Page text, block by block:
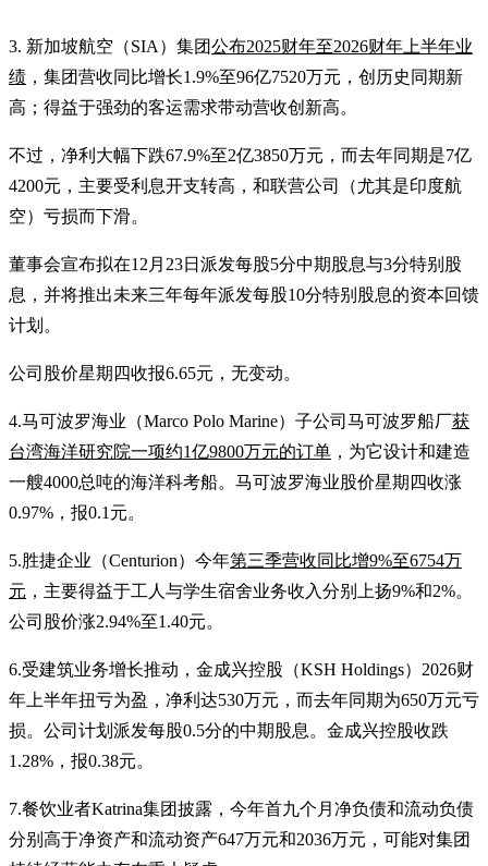
3. 新加坡航空（SIA）集团公布2025财年至2026财年上半年业
绩 ，集团营收同比增长1.9%至96亿7520万元，创历史同期新
高；得益于强劲的客运需求带动营收创新高。
不过，净利大幅下跌67.9%至2亿3850万元，而去年同期是7亿
4200元，主要受利息开支转高，和联营公司（尤其是印度航
空）亏损而下滑。
董事会宣布拟在12月23日派发每股5分中期股息与3分特别股
息，并将推出未来三年每年派发每股10分特别股息的资本回馈
计划。
公司股价星期四收报6.65元，无变动。
4.马可波罗海业（Marco Polo Marine）子公司马可波罗船厂获
台湾海洋研究院一项约1亿9800万元的订单 ，为它设计和建造
一艘4000总吨的海洋科考船。马可波罗海业股价星期四收涨
0.97%，报0.1元。
5.胜捷企业（Centurion）今年第三季营收同比增9%至6754万
元 ，主要得益于工人与学生宿舍业务收入分别上扬9%和2%。
公司股价涨2.94%至1.40元。
6.受建筑业务增长推动，金成兴控股（KSH Holdings）2026财
年上半年扭亏为盈，净利达530万元，而去年同期为650万元亏
损。公司计划派发每股0.5分的中期股息。金成兴控股收跌
1.28%，报0.38元。
7.餐饮业者Katrina集团披露，今年首九个月净负债和流动负债
分别高于净资产和流动资产647万元和2036万元，可能对集团